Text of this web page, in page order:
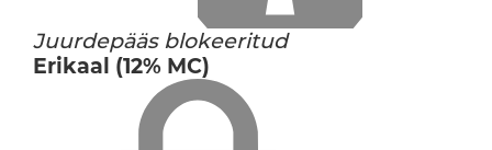
Juurdepääs blokeeritud
Erikaal (12% MC)